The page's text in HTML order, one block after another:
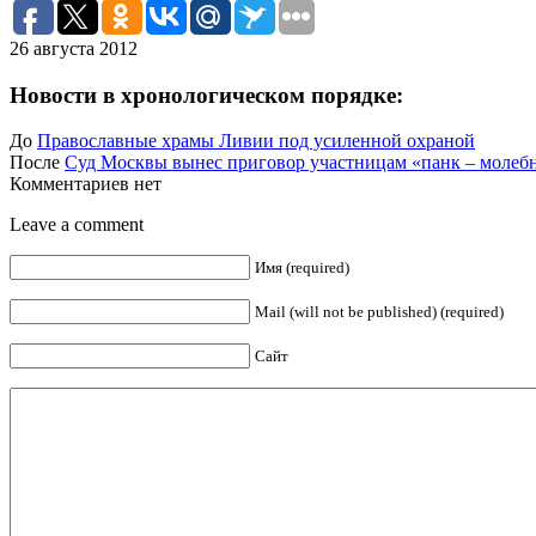
26 августа 2012
Новости в хронологическом порядке:
До Православные храмы Ливии под усиленной охраной
После Суд Москвы вынес приговор участницам «панк –
Комментариев нет
Leave a comment
Имя (required)
Mail (will not be published) (required)
Сайт